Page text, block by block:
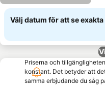
Välj datum för att se
Priserna och
konstant. Det betyder att
samma erbjudande du såg